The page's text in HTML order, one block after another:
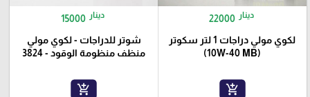
22000 دينار
لكوي مولي دراجات 1 لتر سكوتر
(10W-40 MB)
add_shopping_cart
15000 دينار
شوتر للدراجات - لكوي مولي
منظف منظومة الوقود - 3824
add_shopping_cart